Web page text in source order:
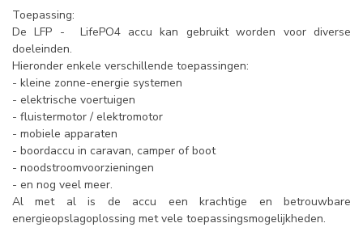
Toepassing:
De LFP - LifePO4 accu kan gebruikt worden voor diverse
doeleinden.
Hieronder enkele verschillende toepassingen:
- kleine zonne-energie systemen
- elektrische voertuigen
- fluistermotor / elektromotor
- mobiele apparaten
- boordaccu in caravan, camper of boot
- noodstroomvoorzieningen
- en nog veel meer.
Al met al is de accu een krachtige en betrouwbare
energieopslagoplossing met vele toepassingsmogelijkheden.